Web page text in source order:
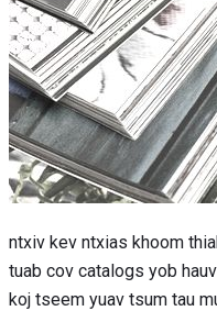
ntxiv kev ntxias khoom
tuab cov catalogs yob
koj tseem yuav tsum tau